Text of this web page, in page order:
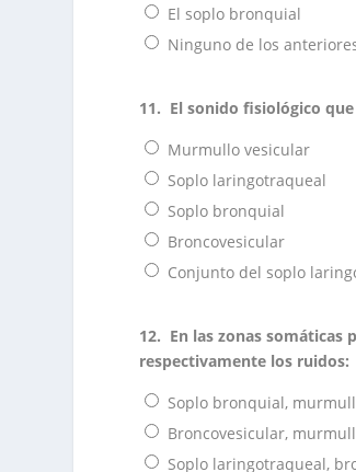
El soplo bronquial
Ninguno de los
11. El sonido fisiológico
Murmullo vesicular
Soplo laringotraqueal
Soplo bronquial
Broncovesicular
Conjunto del soplo
12. En las zonas somáticas
respectivamente los ruidos:
Soplo bronquial,
Broncovesicular,
Soplo laringotraqueal,